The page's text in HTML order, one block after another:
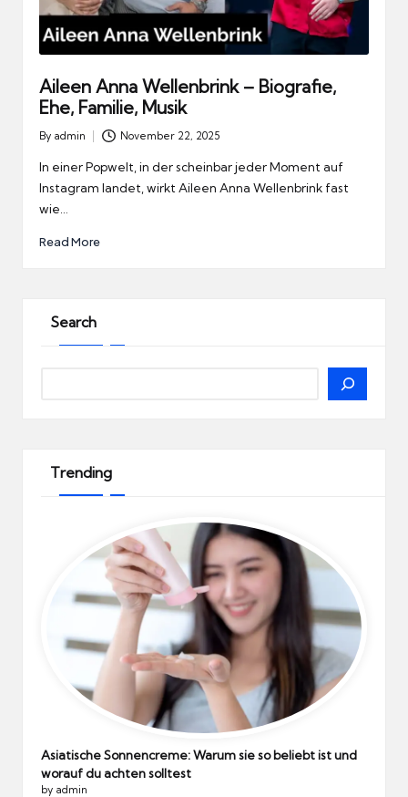
Aileen Anna Wellenbrink – Biografie,
Ehe, Familie, Musik
Posted
by
By admin November 22, 2025
In einer Popwelt, in der scheinbar jeder Moment auf
Instagram landet, wirkt Aileen Anna Wellenbrink fast
wie…
Read More
Search
Trending
Asiatische Sonnencreme: Warum sie so beliebt ist und
worauf du achten solltest
by admin